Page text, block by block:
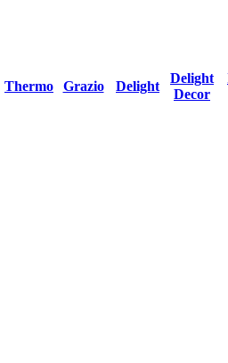
Thermo Grazio Delight
Delight
Decor